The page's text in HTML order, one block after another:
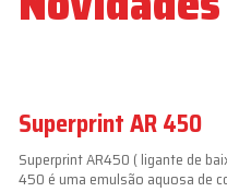
Superprint AR 450
Superprint AR450 ( ligante de
450 é uma emulsão aquosa de